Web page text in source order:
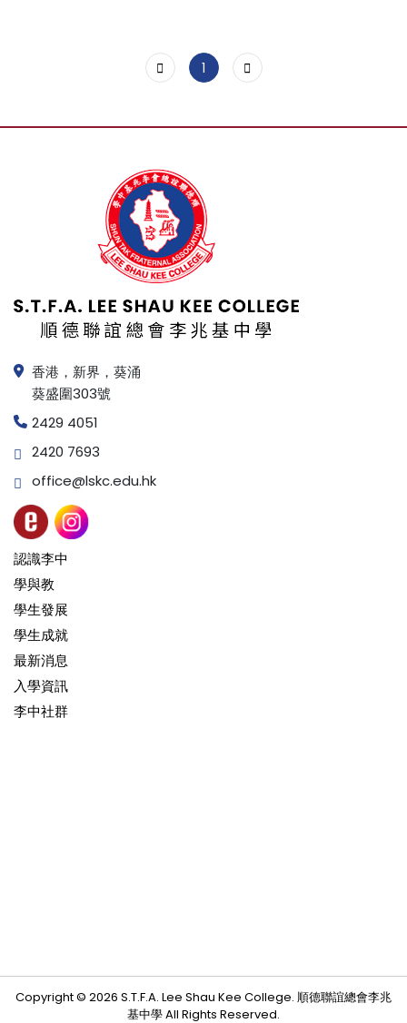
1
香港，新界，葵涌
葵盛圍303號
2429 4051
2420 7693
office@lskc.edu.hk
認識李中
學與教
學生發展
學生成就
最新消息
入學資訊
李中社群
Copyright © 2026 S.T.F.A. Lee Shau Kee College. 順德聯誼總會李兆
基中學 All Rights Reserved.